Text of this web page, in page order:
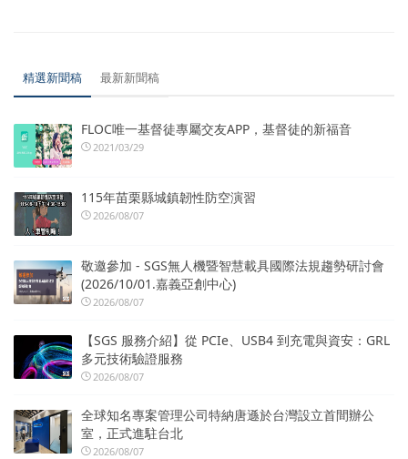
精選新聞稿 最新新聞稿
FLOC唯一基督徒專屬交友APP，基督徒的新福音
2021/03/29
115年苗栗縣城鎮韌性防空演習
2026/08/07
敬邀參加 - SGS無人機暨智慧載具國際法規趨勢研討會
(2026/10/01.嘉義亞創中心)
2026/08/07
【SGS 服務介紹】從 PCIe、USB4 到充電與資安：GRL
多元技術驗證服務
2026/08/07
全球知名專案管理公司特納唐遜於台灣設立首間辦公
室，正式進駐台北
2026/08/07